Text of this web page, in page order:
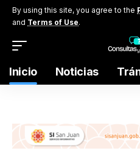
By using this site, you agree to the
and Terms of Use.
Inicio Noticias